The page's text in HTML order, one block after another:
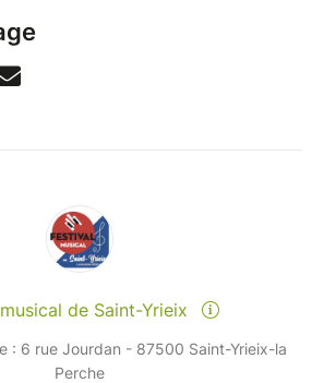
de Saint-Yrieix
: 6 rue Jourdan - 87500 Saint-Yrieix-la
Perche